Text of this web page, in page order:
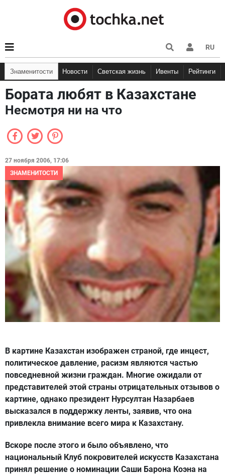
RU
Знаменитости Новости Светская жизнь Ивенты Рейтинги
Бората любят в Казахстане
Несмотря ни на что
27 ноября 2006, 17:06
ЗНАМЕНИТОСТИ
В картине Казахстан изображен страной, где инцест,
политическое давление, расизм являются частью
повседневной жизни граждан. Многие ожидали от
представителей этой страны отрицательных отзывов о
картине, однако президент Нурсултан Назарбаев
высказался в поддержку ленты, заявив, что она
привлекла внимание всего мира к Казахстану.
Вскоре после этого и было объявлено, что
национальный Клуб покровителей искусств Казахстана
принял решение о номинации Саши Барона Коэна на